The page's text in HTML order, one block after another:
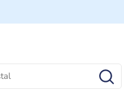
de «Riviera». Le
au plus près